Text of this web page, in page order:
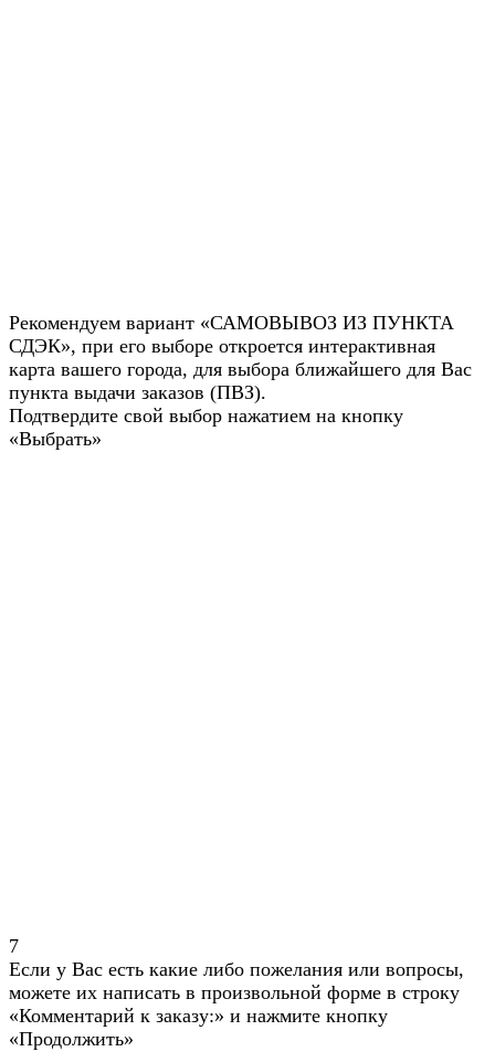
Рекомендуем вариант «САМОВЫВОЗ ИЗ ПУНКТА
СДЭК», при его выборе откроется интерактивная
карта вашего города, для выбора ближайшего для Вас
пункта выдачи заказов (ПВЗ).
Подтвердите свой выбор нажатием на кнопку
«Выбрать»
7
Если у Вас есть какие либо пожелания или вопросы,
можете их написать в произвольной форме в строку
«Комментарий к заказу:» и нажмите кнопку
«Продолжить»